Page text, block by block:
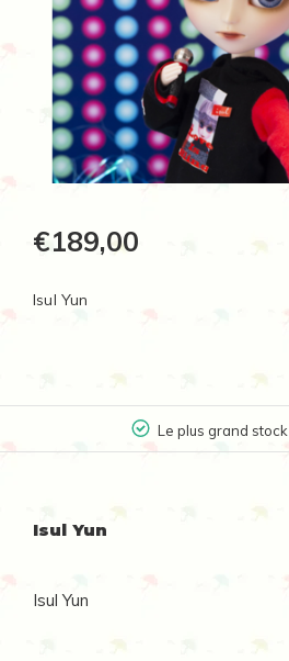
€189,00
Isul Yun
Le plus grand
Isul Yun
Isul Yun